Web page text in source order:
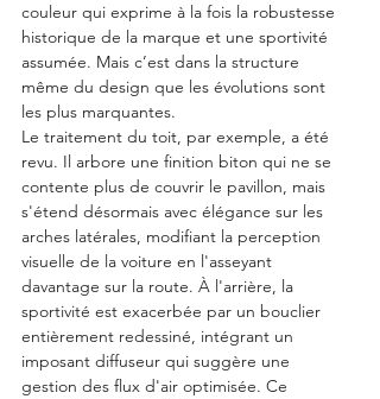
couleur qui exprime à la fois la robustesse
historique de la marque et une sportivité
assumée. Mais c’est dans la structure
même du design que les évolutions sont
les plus marquantes.
Le traitement du toit, par exemple, a été
revu. Il arbore une finition biton qui ne se
contente plus de couvrir le pavillon, mais
s'étend désormais avec élégance sur les
arches latérales, modifiant la perception
visuelle de la voiture en l'asseyant
davantage sur la route. À l'arrière, la
sportivité est exacerbée par un bouclier
entièrement redessiné, intégrant un
imposant diffuseur qui suggère une
gestion des flux d'air optimisée. Ce